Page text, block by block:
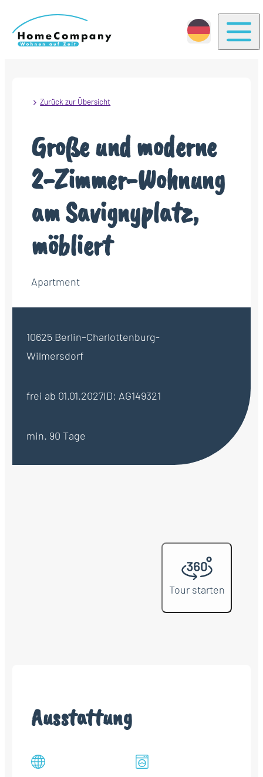
Zurück zur Übersicht
Große und moderne
2-Zimmer-Wohnung
am Savignyplatz,
möbliert
Apartment
10625 Berlin–Charlottenburg-
Wilmersdorf
frei ab 01.01.2027ID: AG149321
min. 90 Tage
Tour starten
Ausstattung